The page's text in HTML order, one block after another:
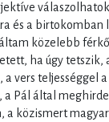
és a
közelebb
ha úgy tetszik,
a vers teljességgel
a Pál által
a közismert